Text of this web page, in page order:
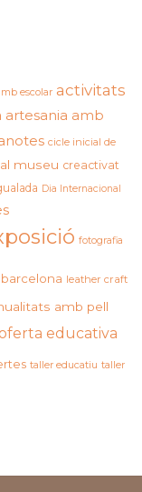
escolar activitats
artesania amb
cicle inicial de
museu creactivat
Dia Internacional
fotografia
leather craft
amb pell
oferta educativa
taller educatiu taller